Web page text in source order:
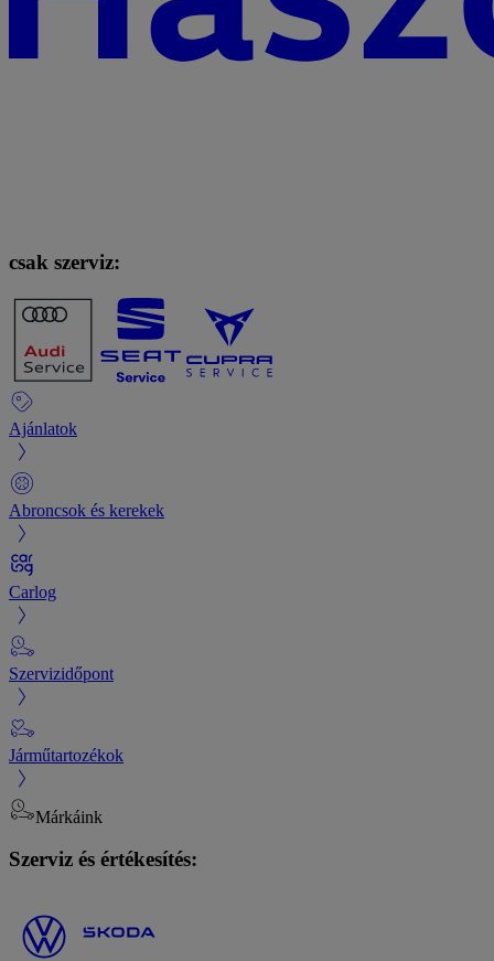
csak szerviz:
Ajánlatok
Abroncsok és kerekek
Carlog
Szervizidőpont
Járműtartozékok
Márkáink
Szerviz és értékesítés: